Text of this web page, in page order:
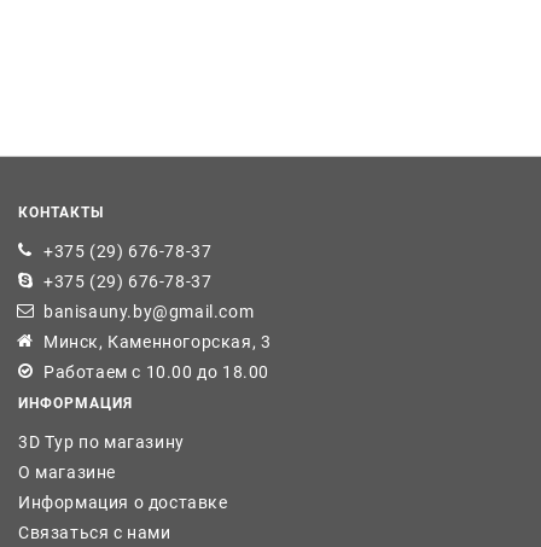
КОНТАКТЫ
+375 (29) 676-78-37
+375 (29) 676-78-37
banisauny.by@gmail.com
Минск, Каменногорская, 3
Работаем с 10.00 до 18.00
ИНФОРМАЦИЯ
3D Тур по магазину
О магазине
Информация о доставке
Связаться с нами